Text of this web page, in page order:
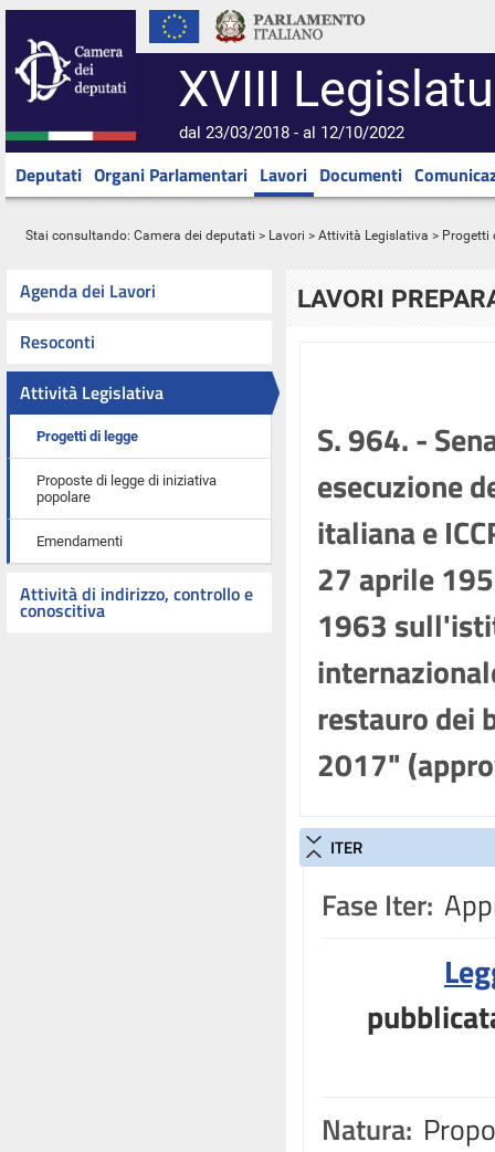
XVIII
dal 23/03/2018 - al 12/10/2022
Deputati Organi Parlamentari Lavori Documenti
Stai consultando: Camera dei deputati > Lavori > Attività Legislativa > Progetti
Agenda dei Lavori
Resoconti
Attività Legislativa
Progetti di legge
Proposte di legge di iniziativa
popolare
Emendamenti
Attività di indirizzo, controllo e
conoscitiva
LAVORI
S. 964. -
esecuzione
italiana e
27 aprile
1963
restauro dei
2017"
ITER
Fase Iter:
Natura: